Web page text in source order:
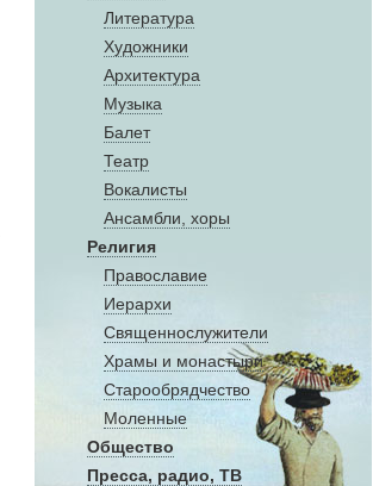
Литература
Художники
Aрхитектура
Музыка
Балет
Театр
Вокалисты
Aнсамбли, хоры
Религия
Православие
Иерархи
Священнослужители
Храмы и монастыри
Старообрядчество
Моленные
Общество
Пресса, радио, ТВ